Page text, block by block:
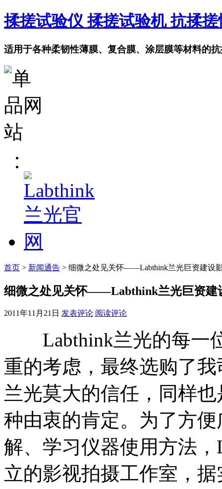
揉搓试验仪 揉搓试验机 抗揉
适用于各种柔韧性薄膜、复合膜、涂层膜等材料的
首页 > 新闻通告 > 细微之处见关怀——Labthink兰光巨资建设
细微之处见关怀——Labthink兰光巨资建
2011年11月21日 发表评论 阅读评论
Labthink兰光的每一
重的考虑，最终选购了
兰光莫大的信任，同样
种由衷的肯定。为了方
解、学习仪器使用方法
立的影视拍摄工作室，